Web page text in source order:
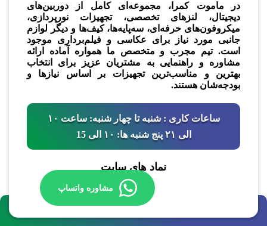
مشاوره واتساپ
در ماموت کمرا، مجموعه‌ای کامل از دوربین‌های
دیجیتال، لنزهای تخصصی، تجهیزات نورپردازی،
میکروفون‌های حرفه‌ای، سه‌پایه‌ها، کیف‌ها و دیگر لوازم
جانبی مورد نیاز برای عکاسی و فیلم‌برداری موجود
است. تیم مجرب و متخصص ما همواره آماده ارائه
مشاوره و راهنمایی به مشتریان عزیز برای انتخاب
بهترین و مناسب‌ترین تجهیزات بر اساس نیازها و
بودجه‌شان هستند.
ساعات کاری : شنبه تا چهار شنبه: ساعت ۱۰
الی ۲۱ پنج شنبه ها: ۱۰ الی 15
نماد های سایت